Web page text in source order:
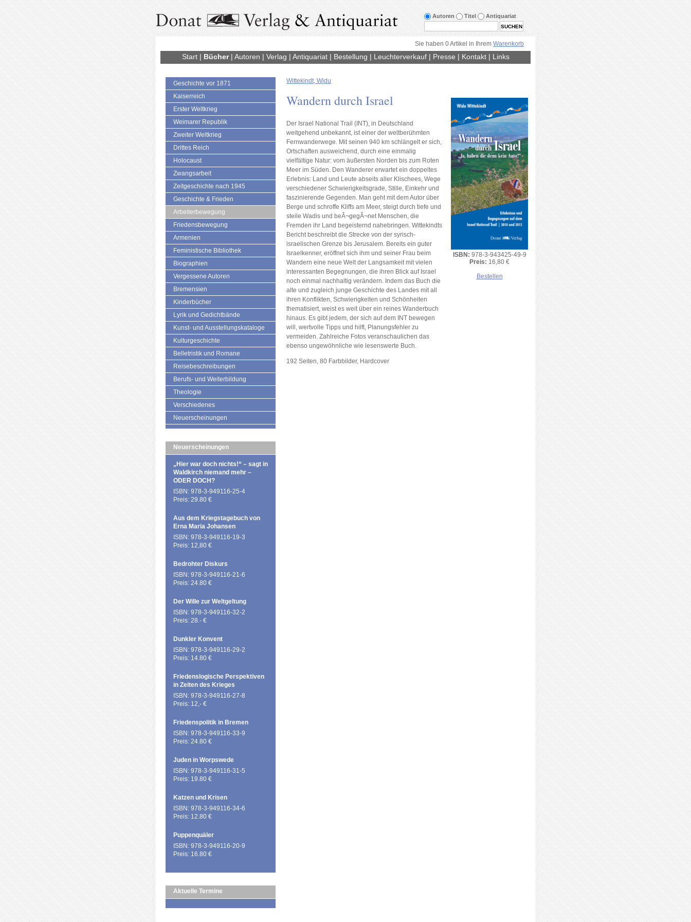
Autoren Titel Antiquariat
Sie haben 0 Artikel in Ihrem Warenkorb
Start| Bücher| Autoren | Verlag | Antiquariat| Bestellung | Leuchterverkauf| Presse | Kontakt| Links
Geschichte vor 1871
Kaiserreich
Erster Weltkrieg
Weimarer Republik
Zweiter Weltkrieg
Drittes Reich
Holocaust
Zwangsarbeit
Zeitgeschichte nach 1945
Geschichte & Frieden
Arbeiterbewegung
Friedensbewegung
Armenien
Feministische Bibliothek
Biographien
Vergessene Autoren
Bremensien
Kinderbücher
Lyrik und Gedichtbände
Kunst- und Ausstellungskataloge
Kulturgeschichte
Belletristik und Romane
Reisebeschreibungen
Berufs- und Weiterbildung
Theologie
Verschiedenes
Neuerscheinungen
Neuerscheinungen
„Hier war doch nichts!“ – sagt in
Waldkirch niemand mehr –
ODER DOCH?
ISBN: 978-3-949116-25-4
Preis: 29.80 €
Aus dem Kriegstagebuch von
Erna Maria Johansen
ISBN: 978-3-949116-19-3
Preis: 12,80 €
Bedrohter Diskurs
ISBN: 978-3-949116-21-6
Preis: 24.80 €
Der Wille zur Weltgeltung
ISBN: 978-3-949116-32-2
Preis: 28.- €
Dunkler Konvent
ISBN: 978-3-949116-29-2
Preis: 14.80 €
Friedenslogische Perspektiven
in Zeiten des Krieges
ISBN: 978-3-949116-27-8
Preis: 12,- €
Friedenspolitik in Bremen
ISBN: 978-3-949116-33-9
Preis: 24.80 €
Juden in Worpswede
ISBN: 978-3-949116-31-5
Preis: 19.80 €
Katzen und Krisen
ISBN: 978-3-949116-34-6
Preis: 12.80 €
Puppenquäler
ISBN: 978-3-949116-20-9
Preis: 16.80 €
Aktuelle Termine
Wittekindt, Widu
Wandern durch Israel
Der Israel National Trail (INT), in Deutschland
weitgehend unbekannt, ist einer der weltberühmten
Fernwanderwege. Mit seinen 940 km schlängelt er sich,
Ortschaften ausweichend, durch eine einmalig
vielfältige Natur: vom äußersten Norden bis zum Roten
Meer im Süden. Den Wanderer erwartet ein doppeltes
Erlebnis: Land und Leute abseits aller Klischees, Wege
verschiedener Schwierigkeitsgrade, Stille, Einkehr und
faszinierende Gegenden. Man geht mit dem Autor über
Berge und schroffe Kliffs am Meer, steigt durch tiefe und
steile Wadis und beÂ¬gegÂ¬net Menschen, die
Fremden ihr Land begeisternd nahebringen. Wittekindts
Bericht beschreibt die Strecke von der syrisch-
israelischen Grenze bis Jerusalem. Bereits ein guter
Israelkenner, eröffnet sich ihm und seiner Frau beim
Wandern eine neue Welt der Langsamkeit mit vielen
interessanten Begegnungen, die ihren Blick auf Israel
noch einmal nachhaltig verändern. Indem das Buch die
alte und zugleich junge Geschichte des Landes mit all
ihren Konflikten, Schwierigkeiten und Schönheiten
thematisiert, weist es weit über ein reines Wanderbuch
hinaus. Es gibt jedem, der sich auf dem INT bewegen
will, wertvolle Tipps und hilft, Planungsfehler zu
vermeiden. Zahlreiche Fotos veranschaulichen das
ebenso ungewöhnliche wie lesenswerte Buch.
192 Seiten, 80 Farbbilder, Hardcover
ISBN: 978-3-943425-49-9
Preis: 16,80 €
Bestellen